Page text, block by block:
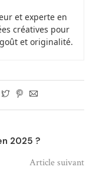
et experte en
créatives pour
et originalité.
2025 ?
Article suivant